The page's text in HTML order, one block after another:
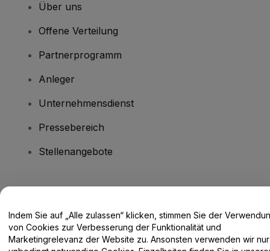
Über uns
Offene Verteilung
Partnerprogramm
Anleger
Unternehmensdienst
Pressebereich
Stellenangebote
Hilfe-Center / Kontakt
Indem Sie auf „Alle zulassen“ klicken, stimmen Sie der
von Cookies zur Verbesserung der Funktionalität und
Marketingrelevanz der Website zu. Ansonsten verwenden wir nur